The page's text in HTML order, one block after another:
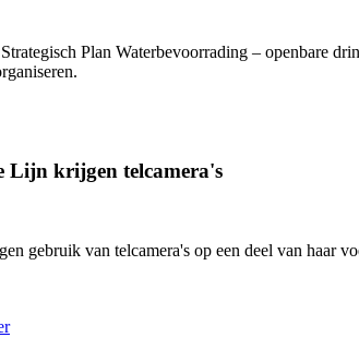
Plan Waterbevoorrading – openbare
Lijn krijgen telcamera's
gebruik van telcamera's op een deel van haar